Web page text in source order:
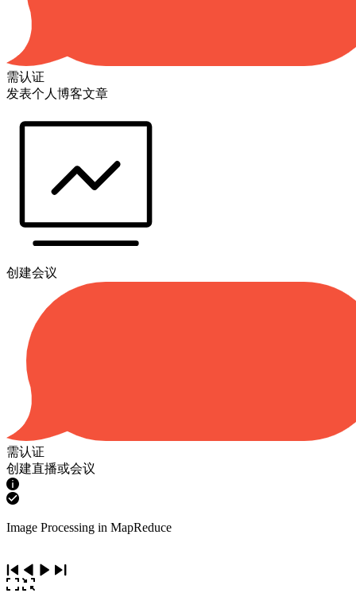
需认证
发表个人博客文章
创建会议
需认证
创建直播或会议
Image Processing in MapReduce